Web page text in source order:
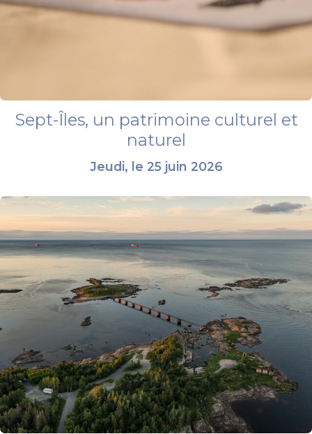
Sept-Îles, un patrimoine culturel et
naturel
Jeudi, le 25 juin 2026